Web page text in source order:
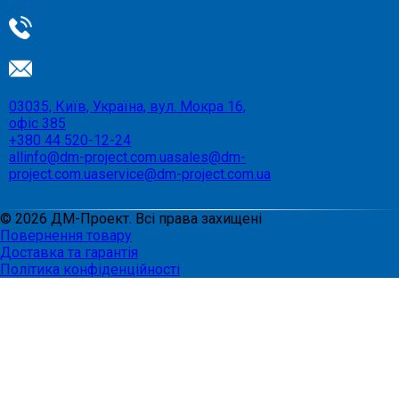
03035, Київ, Україна, вул. Мокра 16,
офіс 385
+380 44 520-12-24
allinfo@dm-project.com.uasales@dm-
project.com.uaservice@dm-project.com.ua
© 2026 ДМ-Проект. Всі права захищені
Повернення товару
Доставка та гарантія
Політика конфіденційності